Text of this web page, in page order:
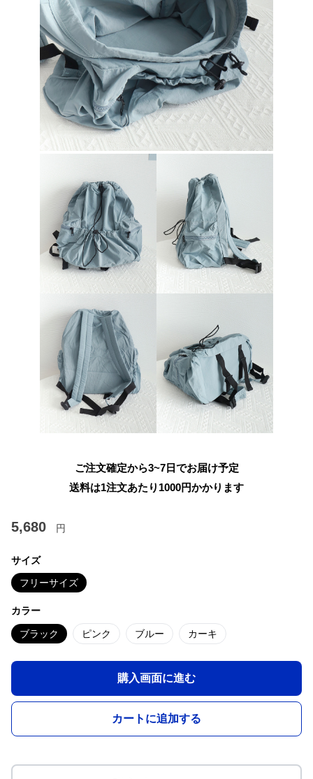
ご注文確定から3~7日でお届け予定
送料は1注文あたり 1000円かかります
5,680 円
サイズ
フリーサイズ
カラー
ブラック ピンク ブルー カーキ
購入画面に進む
カートに追加する